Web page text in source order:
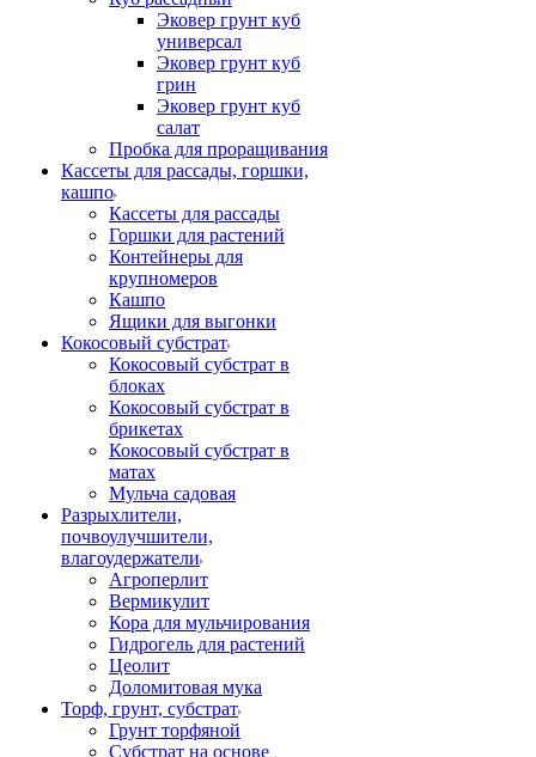
Эковер грунт куб
универсал
Эковер грунт куб
грин
Эковер грунт куб
салат
Пробка для проращивания
Кассеты для рассады, горшки,
кашпо
Кассеты для рассады
Горшки для растений
Контейнеры для
крупномеров
Кашпо
Ящики для выгонки
Кокосовый субстрат
Кокосовый субстрат в
блоках
Кокосовый субстрат в
брикетах
Кокосовый субстрат в
матах
Мульча садовая
Разрыхлители,
почвоулучшители,
влагоудержатели
Агроперлит
Вермикулит
Кора для мульчирования
Гидрогель для растений
Цеолит
Доломитовая мука
Торф, грунт, субстрат
Грунт торфяной
Субстрат на основе